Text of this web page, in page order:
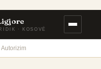
· KOSOVË
Autorizim